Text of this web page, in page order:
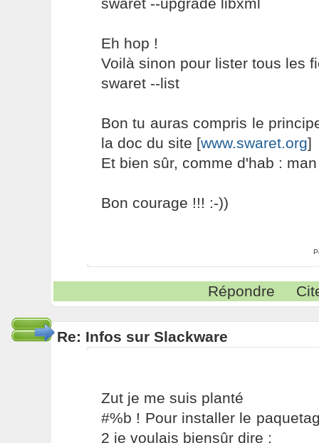
Eh hop !
Voilà sinon pour lister tous les
swaret --list
Bon tu auras compris le
la doc du site [www.swaret.org]
Et bien sûr, comme d'hab :
Bon courage !!! :-))
Répondre
Re: Infos sur Slackware
Zut je me suis planté
#%b ! Pour installer le
2 je voulais biensûr dire :